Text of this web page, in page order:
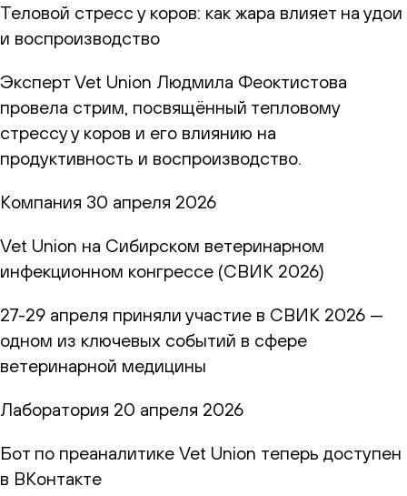
Теловой стресс у коров: как жара влияет на удои
и воспроизводство
Эксперт Vet Union Людмила Феоктистова
провела стрим, посвящённый тепловому
стрессу у коров и его влиянию на
продуктивность и воспроизводство.
Компания 30 апреля 2026
Vet Union на Сибирском ветеринарном
инфекционном конгрессе (СВИК 2026)
27-29 апреля приняли участие в СВИК 2026 —
одном из ключевых событий в сфере
ветеринарной медицины
Лаборатория 20 апреля 2026
Бот по преаналитике Vet Union теперь доступен
в ВКонтакте